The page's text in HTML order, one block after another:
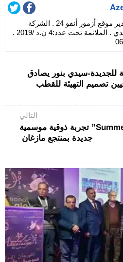
عبدالاله كبريتي مدير موقع أزمور أنفو 24 . الشركة
الاعلامية ،ستي ميدي . الملائمة تحت عدد:4 ن.د /2019 .
للجديدة-سيدي بنور يصادق
تصميم التهيئة للقطب
التالي
“Summer Grill By George” تجربة ذوقية موسمية
جديدة بمنتجع مازغان